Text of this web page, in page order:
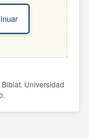
Universidad